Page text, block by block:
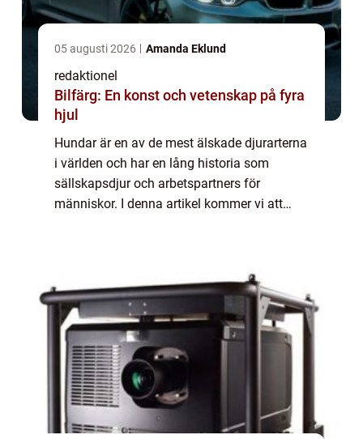
05 augusti 2026 Amanda Eklund
redaktionel
Bilfärg: En konst och vetenskap på fyra
hjul
Hundar är en av de mest älskade djurarterna
i världen och har en lång historia som
sällskapsdjur och arbetspartners för
människor. I denna artikel kommer vi att